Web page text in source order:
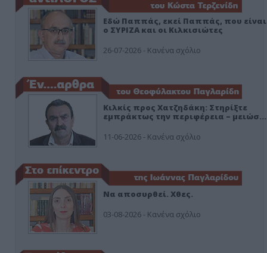
Εδώ Παππάς, εκεί Παππάς, που είναι
ο ΣΥΡΙΖΑ και οι Κιλκισιώτες
26-07-2026 - Κανένα σχόλιο
Κιλκίς προς Χατζηδάκη: Στηρίξτε
εμπράκτως την περιφέρεια – μειώσ…
11-06-2026 - Κανένα σχόλιο
Να αποσυρθεί. Χθες.
03-08-2026 - Κανένα σχόλιο